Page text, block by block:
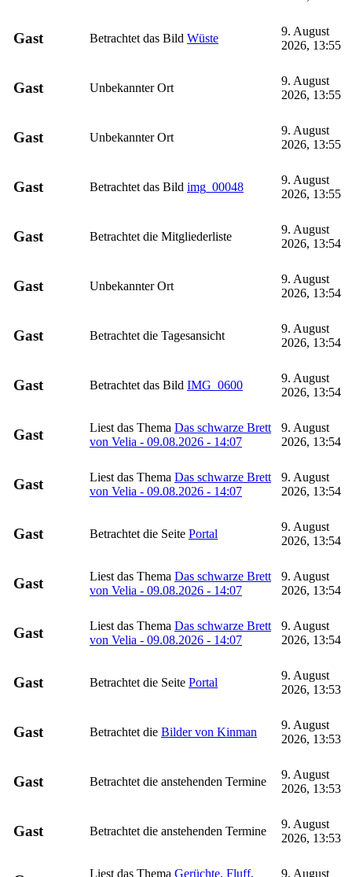
Gast Betrachtet das Bild Wüste
9. August
2026, 13:55
Gast Unbekannter Ort
9. August
2026, 13:55
Gast Unbekannter Ort
9. August
2026, 13:55
Gast Betrachtet das Bild img_00048
9. August
2026, 13:55
Gast Betrachtet die Mitgliederliste
9. August
2026, 13:54
Gast Unbekannter Ort
9. August
2026, 13:54
Gast Betrachtet die Tagesansicht
9. August
2026, 13:54
Gast Betrachtet das Bild IMG_0600
9. August
2026, 13:54
Gast Liest das Thema Das schwarze Brett
von Velia - 09.08.2026 - 14:07
9. August
2026, 13:54
Gast Liest das Thema Das schwarze Brett
von Velia - 09.08.2026 - 14:07
9. August
2026, 13:54
Gast Betrachtet die Seite Portal
9. August
2026, 13:54
Gast Liest das Thema Das schwarze Brett
von Velia - 09.08.2026 - 14:07
9. August
2026, 13:54
Gast Liest das Thema Das schwarze Brett
von Velia - 09.08.2026 - 14:07
9. August
2026, 13:54
Gast Betrachtet die Seite Portal
9. August
2026, 13:53
Gast Betrachtet die Bilder von Kinman
9. August
2026, 13:53
Gast Betrachtet die anstehenden Termine
9. August
2026, 13:53
Gast Betrachtet die anstehenden Termine
9. August
2026, 13:53
Liest das Thema Gerüchte, Fluff,
9. August